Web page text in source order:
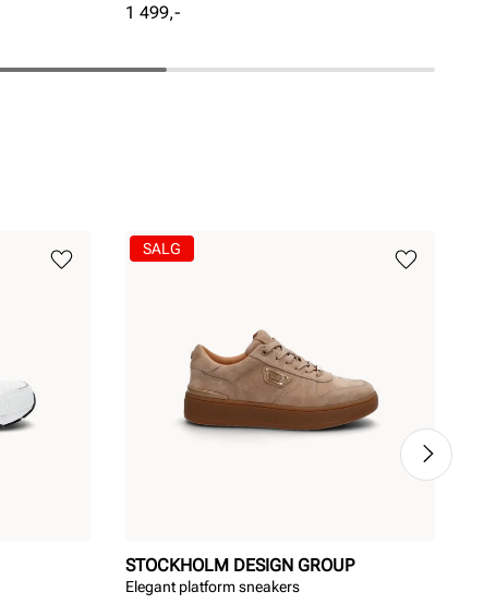
Pris
1 499,-
STOCKHOLM DESIGN GROUP
Elegant platform sneakers
SALG